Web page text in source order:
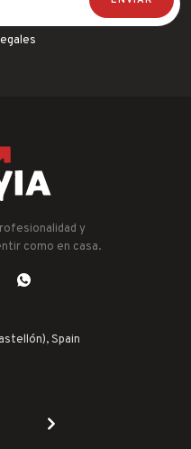
y
como en casa.
Spain